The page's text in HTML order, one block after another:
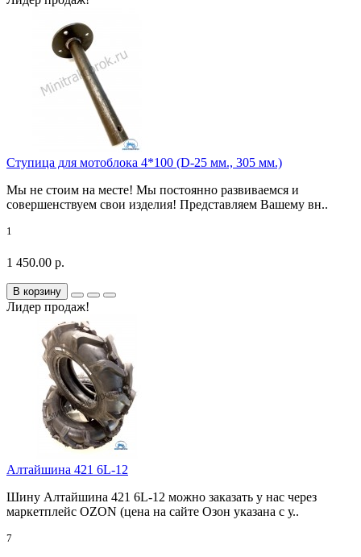
Ступица для мотоблока 4*100 (D-25 мм., 305 мм.)
Мы не стоим на месте! Мы постоянно развиваемся и
совершенствуем свои изделия! Представляем Вашему вн..
1
1 450.00 р.
В корзину
Лидер продаж!
Алтайшина 421 6L-12
Шину Алтайшина 421 6L-12 можно заказать у нас через
маркетплейс OZON (цена на сайте Озон указана с у..
7